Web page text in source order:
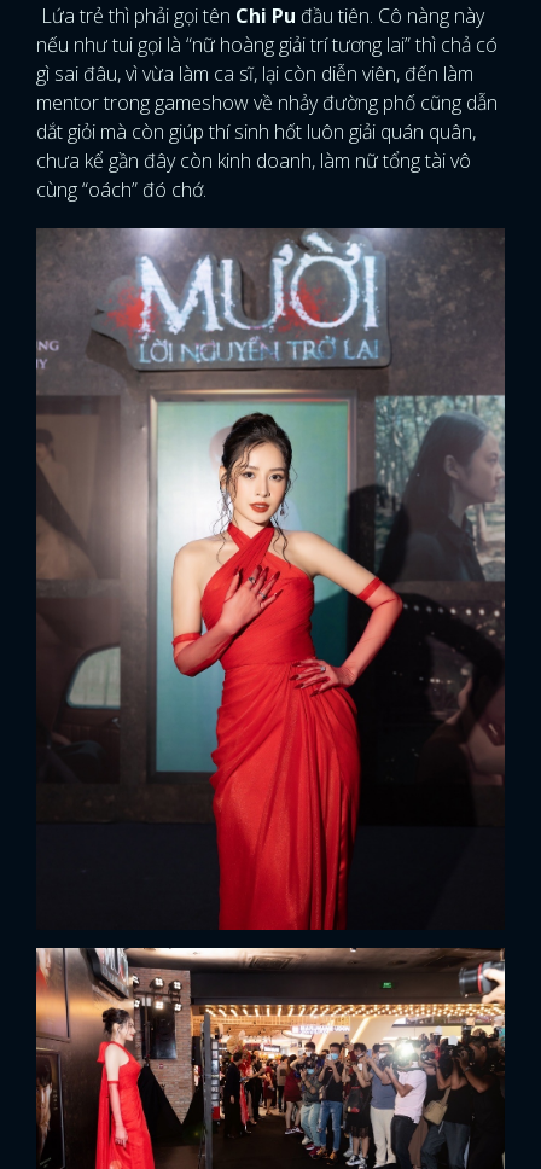
Lứa trẻ thì phải gọi tên Chi Pu đầu tiên. Cô nàng này
nếu như tui gọi là “nữ hoàng giải trí tương lai” thì chả có
gì sai đâu, vì vừa làm ca sĩ, lại còn diễn viên, đến làm
mentor trong gameshow về nhảy đường phố cũng dẫn
dắt giỏi mà còn giúp thí sinh hốt luôn giải quán quân,
chưa kể gần đây còn kinh doanh, làm nữ tổng tài vô
cùng “oách” đó chớ.